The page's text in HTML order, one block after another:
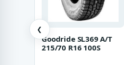
❮
Goodride SL369 A/T
215/70 R16 100S